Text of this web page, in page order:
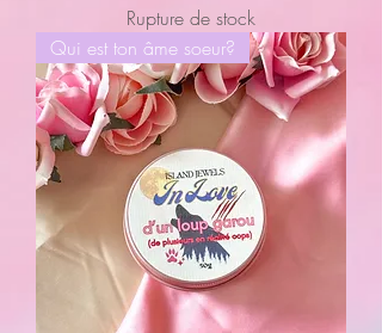
Rupture de stock
Qui est ton âme soeur?